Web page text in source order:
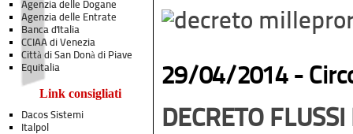
Agenzia delle Dogane
Agenzia delle Entrate
Banca d'Italia
CCIAA di Venezia
Città di San Donà di Piave
Equitalia
Link consigliati
Dacos Sistemi
Italpol
29/04/2014 -
DECRETO